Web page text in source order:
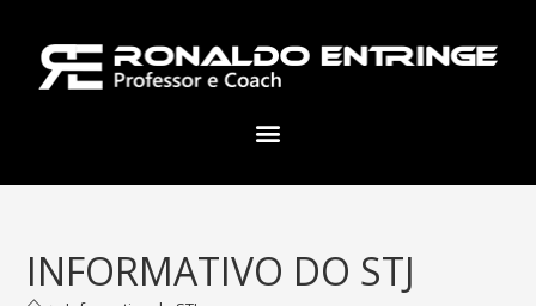
INFORMATIVO DO STJ